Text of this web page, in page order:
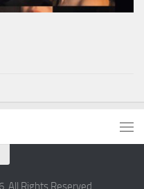
All Rights Reserved.